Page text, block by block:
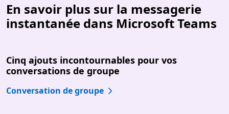
En savoir plus sur la messagerie
instantanée dans Microsoft Teams
Cinq ajouts incontournables pour vos
conversations de groupe
Conversation de groupe